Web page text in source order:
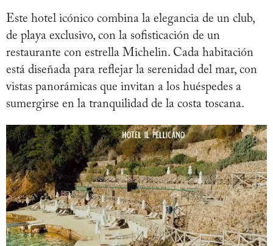
Este hotel icónico combina la elegancia de un club,
de playa exclusivo, con la sofisticación de un
restaurante con estrella Michelin. Cada habitación
está diseñada para reflejar la serenidad del mar, con
vistas panorámicas que invitan a los huéspedes a
sumergirse en la tranquilidad de la costa toscana.